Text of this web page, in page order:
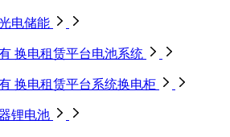
电储能
换电租赁平台电池系统
换电租赁平台系统换电柜
锂电池